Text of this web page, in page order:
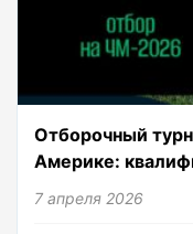
Отборочный
Америке:
7 апреля 2026